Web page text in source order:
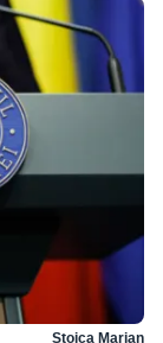
Stoica Marian